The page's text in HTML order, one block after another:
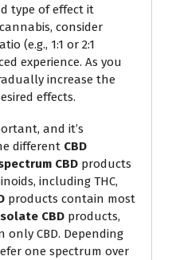
type of effect it
consider
(e.g., 1:1 or 2:1
experience. As you
increase the
effects.
and it’s
different CBD
CBD products
including THC,
products contain most
CBD products,
CBD. Depending
one spectrum over